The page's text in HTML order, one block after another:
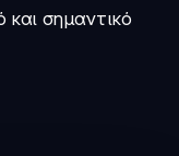
και σημαντικό